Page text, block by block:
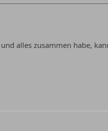
alles zusammen habe,